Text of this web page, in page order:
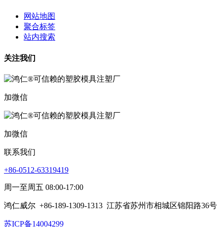
网站地图
聚合标签
站内搜索
关注我们
加微信
加微信
联系我们
+86-0512-63319419
周一至周五 08:00-17:00
鸿仁威尔 +86-189-1309-1313 江苏省苏州市相城区锦阳路36号
苏ICP备14004299